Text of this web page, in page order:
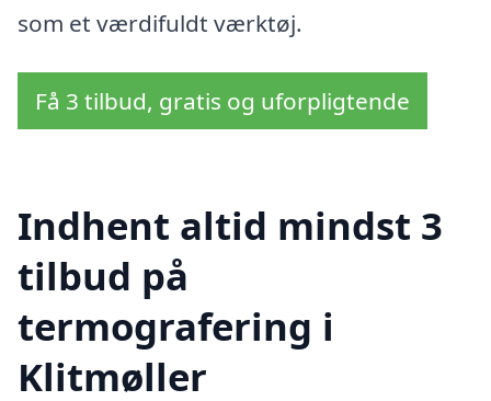
som et værdifuldt værktøj.
Få 3 tilbud, gratis og uforpligtende
Indhent altid mindst 3
tilbud på
termografering i
Klitmøller